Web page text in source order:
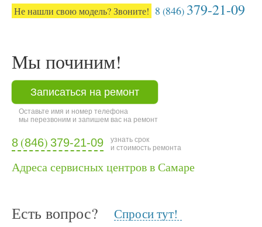
Не нашли свою модель? Звоните! 8 (846) 379-21-09
Мы починим!
Записаться на ремонт
Оставьте имя и номер телефона
мы перезвоним и запишем вас на ремонт
8 (846) 379-21-09
узнать срок
и стоимость ремонта
Адреса сервисных центров в Самаре
Есть вопрос? Спроси тут!